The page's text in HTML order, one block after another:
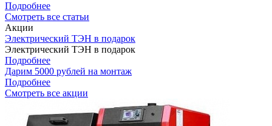
Подробнее
Смотреть все статьи
Акции
Электрический ТЭН в подарок
Электрический ТЭН в подарок
Подробнее
Дарим 5000 рублей на монтаж
Подробнее
Смотреть все акции